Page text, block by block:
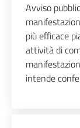
Avviso
più efficace
attività di
intende